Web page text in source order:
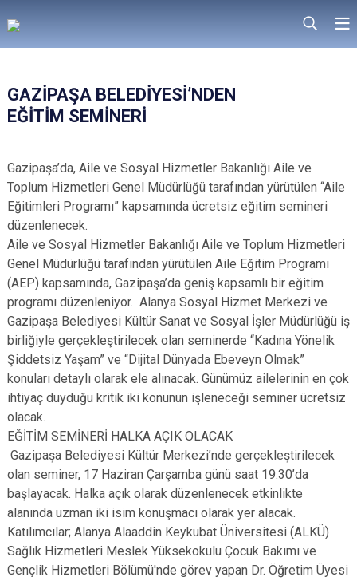
GAZİPAŞA BELEDİYESİ’NDEN
EĞİTİM SEMİNERİ
Gazipaşa’da, Aile ve Sosyal Hizmetler Bakanlığı Aile ve
Toplum Hizmetleri Genel Müdürlüğü tarafından yürütülen “Aile
Eğitimleri Programı” kapsamında ücretsiz eğitim semineri
düzenlenecek.
Aile ve Sosyal Hizmetler Bakanlığı Aile ve Toplum Hizmetleri
Genel Müdürlüğü tarafından yürütülen Aile Eğitim Programı
(AEP) kapsamında, Gazipaşa’da geniş kapsamlı bir eğitim
programı düzenleniyor. Alanya Sosyal Hizmet Merkezi ve
Gazipaşa Belediyesi Kültür Sanat ve Sosyal İşler Müdürlüğü iş
birliğiyle gerçekleştirilecek olan seminerde “Kadına Yönelik
Şiddetsiz Yaşam” ve “Dijital Dünyada Ebeveyn Olmak”
konuları detaylı olarak ele alınacak. Günümüz ailelerinin en çok
ihtiyaç duyduğu kritik iki konunun işleneceği seminer ücretsiz
olacak.
EĞİTİM SEMİNERİ HALKA AÇIK OLACAK
Gazipaşa Belediyesi Kültür Merkezi’nde gerçekleştirilecek
olan seminer, 17 Haziran Çarşamba günü saat 19.30’da
başlayacak. Halka açık olarak düzenlenecek etkinlikte
alanında uzman iki isim konuşmacı olarak yer alacak.
Katılımcılar; Alanya Alaaddin Keykubat Üniversitesi (ALKÜ)
Sağlık Hizmetleri Meslek Yüksekokulu Çocuk Bakımı ve
Gençlik Hizmetleri Bölümü'nde görev yapan Dr. Öğretim Üyesi